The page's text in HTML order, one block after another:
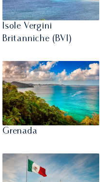
Isole Vergini
Britanniche (BVI)
Grenada